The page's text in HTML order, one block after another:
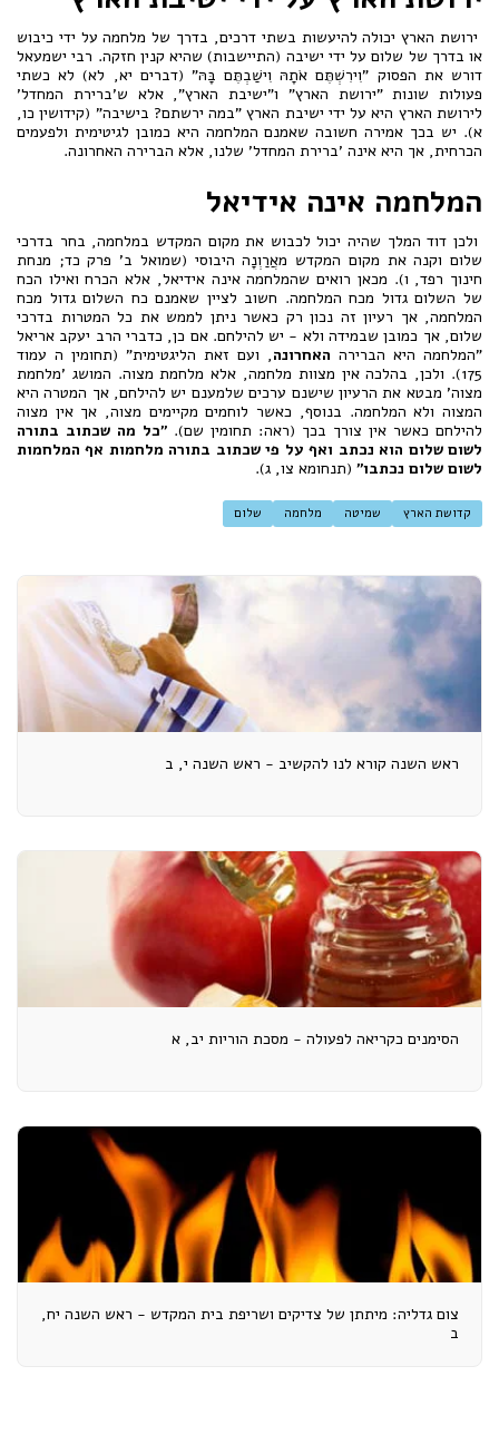
ירושת הארץ יכולה להיעשות בשתי דרכים, בדרך של מלחמה על ידי כיבוש
או בדרך של שלום על ידי ישיבה (התיישבות) שהיא קנין חזקה. רבי ישמעאל
דורש את הפסוק "וִירִשְׁתֶּם אֹתָהּ וִישַׁבְתֶּם בָּהּ" (דברים יא, לא) לא כשתי
פעולות שונות "ירושת הארץ" ו"ישיבת הארץ", אלא ש'ברירת המחדל'
לירושת הארץ היא על ידי ישיבת הארץ "במה ירשתם? בישיבה" (קידושין כו,
א). יש בכך אמירה חשובה שאמנם המלחמה היא כמובן לגיטימית ולפעמים
הכרחית, אך היא אינה 'ברירת המחדל' שלנו, אלא הברירה האחרונה.
המלחמה אינה אידיאל
ולכן דוד המלך שהיה יכול לכבוש את מקום המקדש במלחמה, בחר בדרכי
שלום וקנה את מקום המקדש מאֲרַוְנָה היבוסי (שמואל ב' פרק כד; מנחת
חינוך רפד, ו). מכאן רואים שהמלחמה אינה אידיאל, אלא הכרח ואילו הכח
של השלום גדול מכח המלחמה. חשוב לציין שאמנם כח השלום גדול מכח
המלחמה, אך רעיון זה נכון רק כאשר ניתן לממש את כל המטרות בדרכי
שלום, אך כמובן שבמידה ולא - יש להילחם. אם כן, כדברי הרב יעקב אריאל
"המלחמה היא הברירה האחרונה, ועם זאת הליגטימית" (תחומין ה עמוד
175). ולכן, בהלכה אין מצוות מלחמה, אלא מלחמת מצוה. המושג 'מלחמת
מצוה' מבטא את הרעיון שישנם ערכים שלמענם יש להילחם, אך המטרה היא
המצוה ולא המלחמה. בנוסף, כאשר לוחמים מקיימים מצוה, אך אין מצוה
להילחם כאשר אין צורך בכך (ראה: תחומין שם). "כל מה שכתוב בתורה
לשום שלום הוא נכתב ואף על פי שכתוב בתורה מלחמות אף המלחמות
לשום שלום נכתבו" (תנחומא צו, ג).
קדושת הארץ שמיטה מלחמה שלום
ראש השנה קורא לנו להקשיב - ראש השנה י, ב
הסימנים כקריאה לפעולה - מסכת הוריות יב, א
צום גדליה: מיתתן של צדיקים ושריפת בית המקדש - ראש השנה יח,
ב